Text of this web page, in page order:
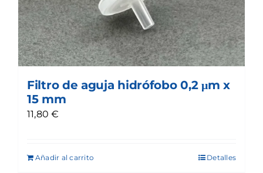
Filtro de aguja hidrófobo 0,2 μm x
15 mm
11,80€
Añadir al carrito Detalles